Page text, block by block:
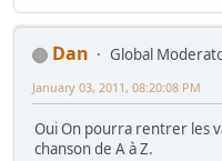
Dan
Global
January 03, 2011, 08:20:08 PM
Oui On pourra rentrer les
chanson de A à Z.